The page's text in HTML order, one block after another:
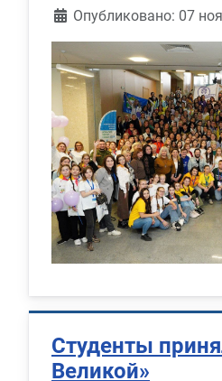
Информация о
Опубликовано: 07
Студенты
Великой»